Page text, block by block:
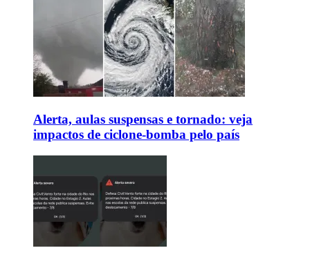
Alerta, aulas suspensas e tornado: veja
impactos de ciclone-bomba pelo país